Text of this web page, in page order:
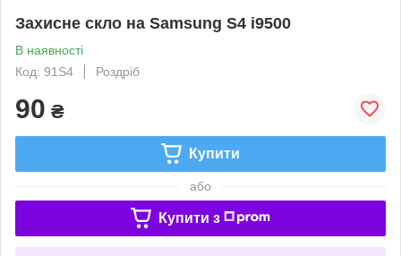
Захисне скло на Samsung S4 i9500
В наявності
Код: 91S4
Роздріб
90 ₴
Купити
або
Купити з